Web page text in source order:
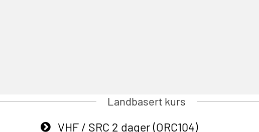
Landbasert kurs
VHF / SRC 2 dager (ORC104)